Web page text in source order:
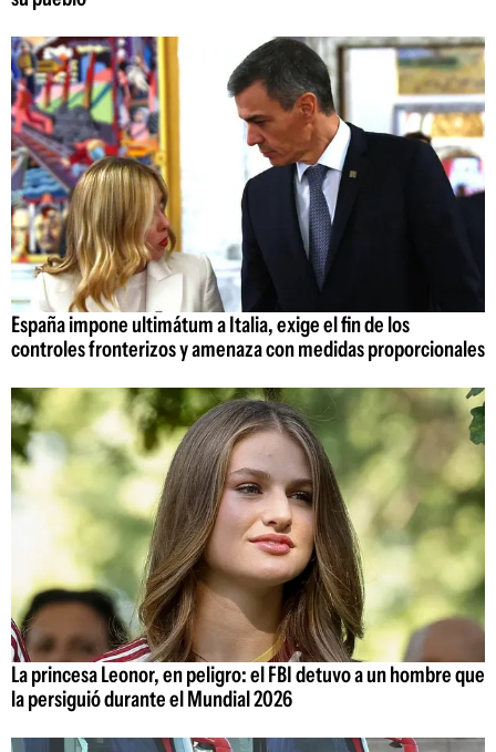
España impone ultimátum a Italia, exige el fin de los
controles fronterizos y amenaza con medidas proporcionales
La princesa Leonor, en peligro: el FBI detuvo a un hombre que
la persiguió durante el Mundial 2026